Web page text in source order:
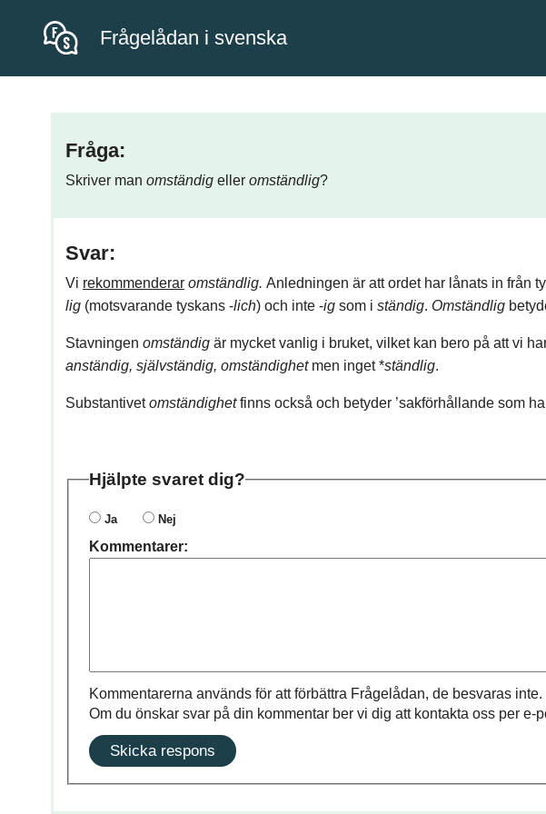
Frågelådan i svenska
Fråga:
Skriver man omständig eller omständlig?
Svar:
Vi rekommenderar omständlig. Anledningen är att ordet har lånats in från
lig(motsvarande tyskans -lich) och inte -igsom i ständig. Omständlig
Stavningen omständigär mycket vanlig i bruket, vilket kan bero på att vi
anständig, självständig, omständighetmen inget *ständlig.
Substantivetomständighetfinns också och betyder ’sakförhållande som
Hjälpte svaret dig?
Ja Nej
Kommentarer:
Kommentarerna används för att förbättra Frågelådan, de besvaras inte.
Om du önskar svar på din kommentar ber vi dig att kontakta oss per e-
Skicka respons